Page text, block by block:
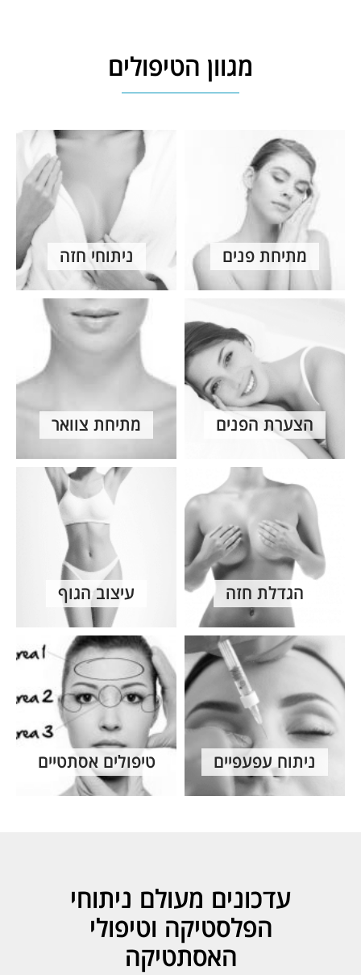
מגוון הטיפולים
מתיחת פנים ניתוחי חזה
הצערת הפנים מתיחת צוואר
הגדלת חזה עיצוב הגוף
ניתוח עפעפיים טיפולים אסתטיים
עדכונים מעולם ניתוחי
הפלסטיקה וטיפולי
האסתטיקה